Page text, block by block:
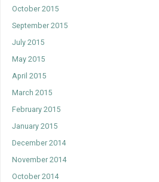
October 2015
September 2015
July 2015
May 2015
April 2015
March 2015
February 2015
January 2015
December 2014
November 2014
October 2014